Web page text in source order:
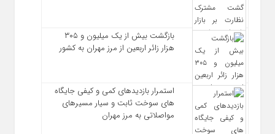
بازگشت بیش از یک میلیون و ۳۰۵
هزار زائر اربعین از مرز مهران به کشور
استمرار بازدیدهای کمی و کیفی جایگاه‌
های سوخت ثابت و سیار مسیرهای
مواصلاتی به مرز مهران